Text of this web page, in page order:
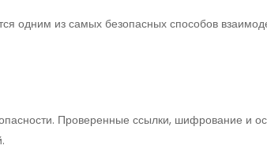
одним из самых безопасных способов
Проверенные ссылки, шифрование и